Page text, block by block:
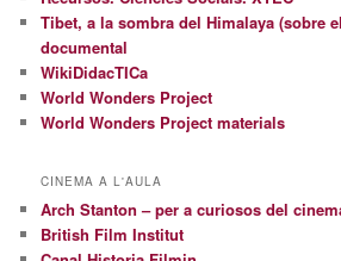
Tibet, a la sombra del Himalaya (sobre
documental
WikiDidacTICa
World Wonders Project
World Wonders Project materials
CINEMA A L'AULA
Arch Stanton – per a curiosos del
British Film Institut